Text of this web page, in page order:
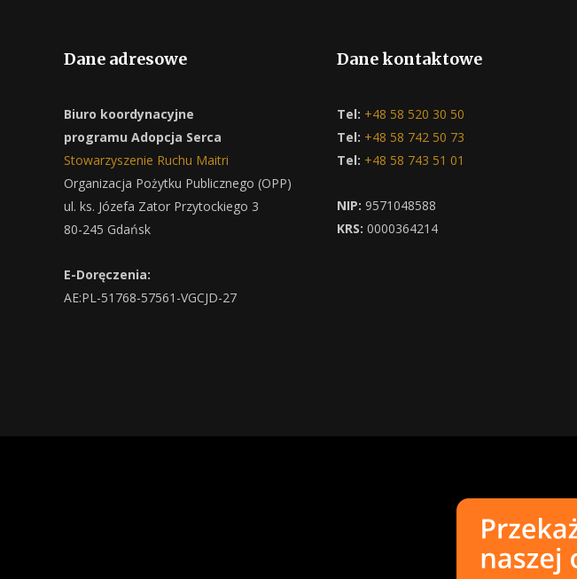
Dane adresowe
Biuro koordynacyjne
programu Adopcja Serca
Stowarzyszenie Ruchu Maitri
Organizacja Pożytku Publicznego (OPP)
ul. ks. Józefa Zator Przytockiego 3
80-245 Gdańsk
E-Doręczenia:
AE:PL-51768-57561-VGCJD-27
Dane kontaktowe
Tel: +48 58 520 30 50
Tel: +48 58 742 50 73
Tel: +48 58 743 51 01
NIP: 9571048588
KRS: 0000364214